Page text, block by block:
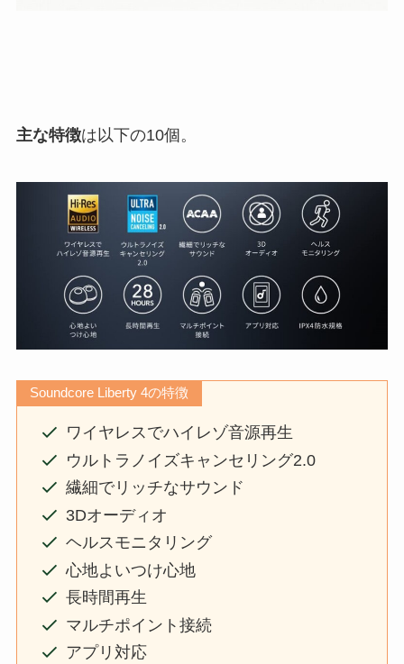
主な特徴は以下の10個。
Soundcore Liberty 4の特徴
ワイヤレスでハイレゾ音源再生
ウルトラノイズキャンセリング2.0
繊細でリッチなサウンド
3Dオーディオ
ヘルスモニタリング
心地よいつけ心地
長時間再生
マルチポイント接続
アプリ対応